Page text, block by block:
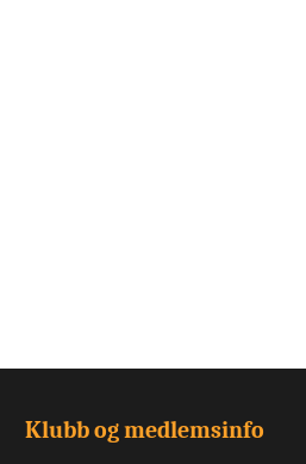
Klubb og medlemsinfo